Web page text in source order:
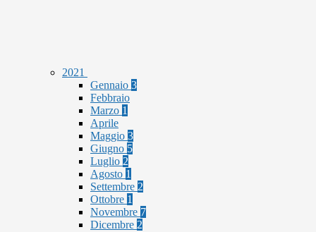
2021
Gennaio 3
Febbraio
Marzo 1
Aprile
Maggio 3
Giugno 5
Luglio 2
Agosto 1
Settembre 2
Ottobre 1
Novembre 7
Dicembre 2